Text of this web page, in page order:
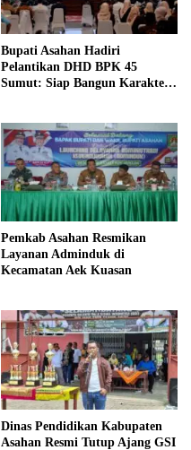
Bupati Asahan Hadiri
Pelantikan DHD BPK 45
Sumut: Siap Bangun Karakter
Pemkab Asahan Resmikan
Layanan Adminduk di
Kecamatan Aek Kuasan
Dinas Pendidikan Kabupaten
Asahan Resmi Tutup Ajang GSI